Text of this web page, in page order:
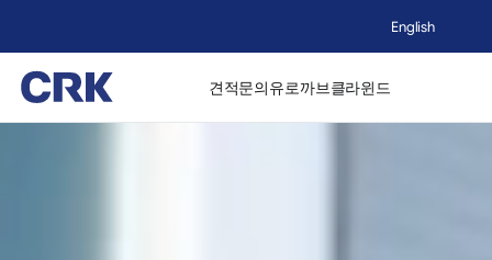
English
견적문의유로까브클라윈드